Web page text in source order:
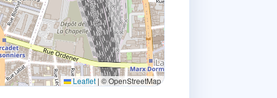
Leaflet | © OpenStreetMap